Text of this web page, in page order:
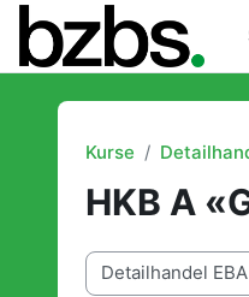
Zum Hauptinhalt
Kurse
HKB A
Kursbereiche